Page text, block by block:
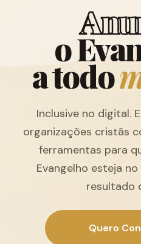
Anu
oEva
atodo
Inclusive no digital.
organizações cristãs
ferramentas para
Evangelho esteja
resultado
Quero